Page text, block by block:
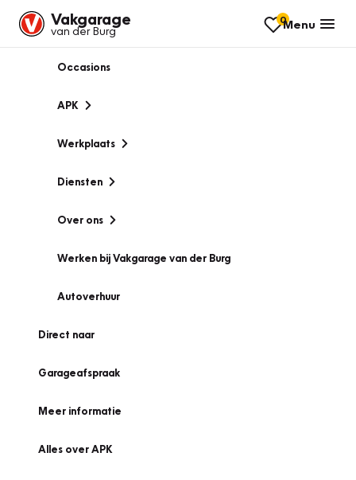
Vakgarage
van der Burg
0Menu
Occasions
APK
Werkplaats
Diensten
Over ons
Werken bij Vakgarage van der Burg
Autoverhuur
Direct naar
Garageafspraak
Meer informatie
Alles over APK